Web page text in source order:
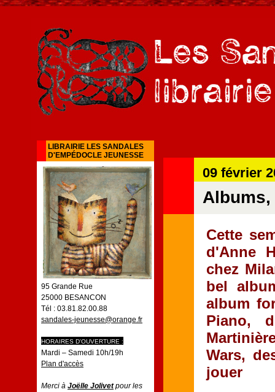
LIBRAIRIE LES SANDALES
D'EMPÉDOCLE JEUNESSE
95 Grande Rue
25000 BESANCON
Tél : 03.81.82.00.88
sandales-jeunesse@orange.fr
HORAIRES D'OUVERTURE :
Mardi – Samedi 10h/19h
Plan d'accès
Merci à Joëlle Jolivetpour les
09 février
Cette
d'Anne
chez
bel
album
Piano,
Wars,
jouer